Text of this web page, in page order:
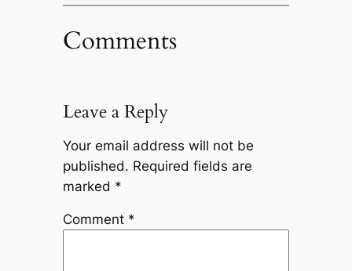
Comments
Leave a Reply
Your email address will not be
published. Required fields are
marked *
Comment *